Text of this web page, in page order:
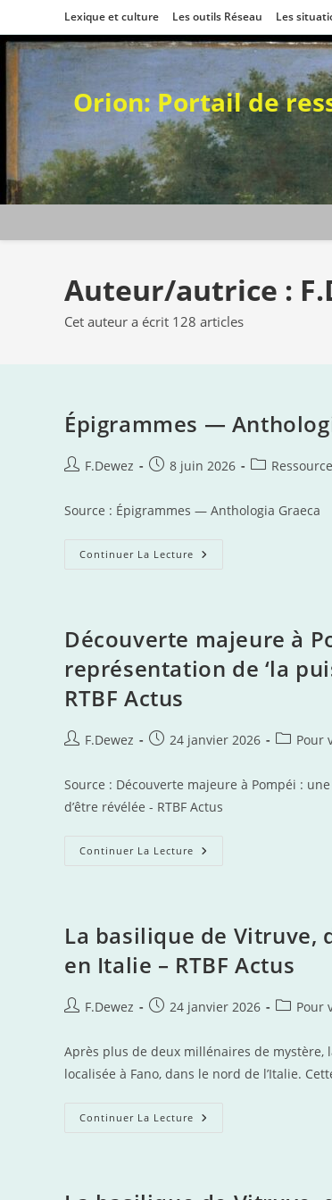
to
content
Lexique et culture Les outils Réseau Les
Orion: Portail de
Auteur/autrice :
Cet auteur a écrit 128 articles
Épigrammes —
Auteur/autrice
la
publication :
F.Dewez
Publication
8 juin 2026
Post
Source : Épigrammes — Anthologia Graeca
Continuer La Lecture Épigrammes
Découverte majeure à
représentation de ‘la
RTBF Actus
Auteur/autrice
la
publication :
F.Dewez
Publication
24 janvier 2026
PostPour
Source : Découverte majeure à Pompéi :
d’être révélée - RTBF Actus
Continuer La Lecture Découverte
Grandeur
Nature,
De
‘la
Féminine’,
Vient
–
Actus
La basilique de Vitruve,
en Italie – RTBF Actus
Auteur/autrice
la
publication :
F.Dewez
Publication
24 janvier 2026
PostPour
Après plus de deux millénaires de
localisée à Fano, dans le nord de l’Italie.
Continuer La Lecture La
Ans,